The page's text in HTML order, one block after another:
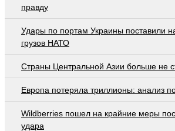
прaвду
Удары по портам Украины поставили
грузов НАТО
Страны Центральной Азии больше не
Европа потеряла триллионы: анализ
Wildberries пошел на крайние меры
удара